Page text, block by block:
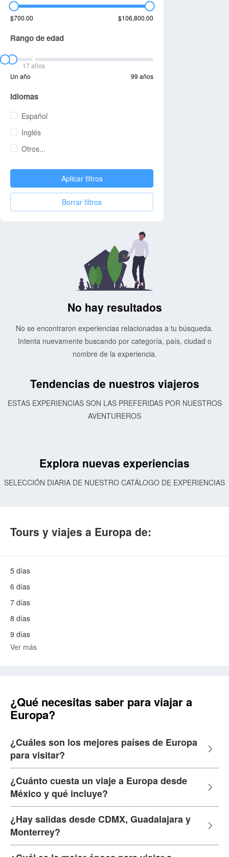
$700.00 $106,800.00
Rango de edad
17 años
Un año
99 años
Idiomas
Español
Inglés
Otros...
Aplicar filtros
Borrar filtros
No hay resultados
No se encontraron experiencias relacionadas a tu búsqueda.
Intenta nuevamente buscando por categoría, país, ciudad o
nombre de la experiencia.
Tendencias de nuestros viajeros
ESTAS EXPERIENCIAS SON LAS PREFERIDAS POR NUESTROS
AVENTUREROS
Explora nuevas experiencias
SELECCIÓN DIARIA DE NUESTRO CATÁLOGO DE EXPERIENCIAS
Tours y viajes a Europa de:
5 días
6 días
7 días
8 días
9 días
Ver más
¿Qué necesitas saber para viajar a
Europa?
¿Cuáles son los mejores países de Europa
para visitar?
¿Cuánto cuesta un viaje a Europa desde
México y qué incluye?
¿Hay salidas desde CDMX, Guadalajara y
Monterrey?